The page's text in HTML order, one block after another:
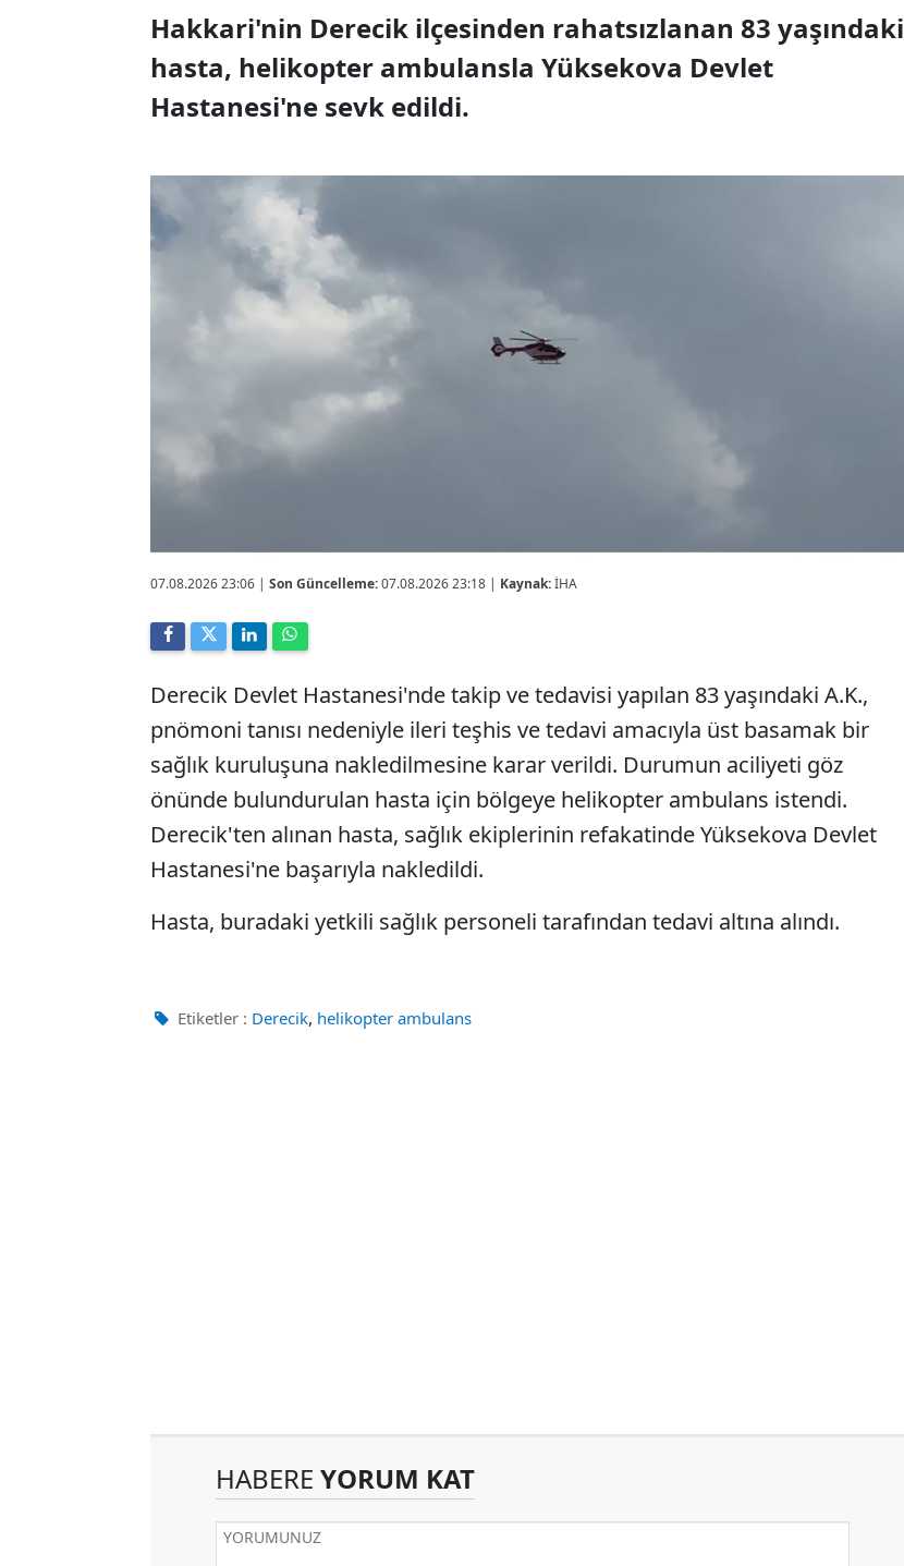
Hakkari'nin Derecik ilçesinden rahatsızlanan 83 yaşındaki
hasta, helikopter ambulansla Yüksekova Devlet
Hastanesi'ne sevk edildi.
07.08.2026 23:06 | Son Güncelleme:07.08.2026 23:18 | Kaynak:İHA
Derecik Devlet Hastanesi'nde takip ve tedavisi yapılan 83 yaşındaki A.K.,
pnömoni tanısı nedeniyle ileri teşhis ve tedavi amacıyla üst basamak bir
sağlık kuruluşuna nakledilmesine karar verildi. Durumun aciliyeti göz
önünde bulundurulan hasta için bölgeye helikopter ambulans istendi.
Derecik'ten alınan hasta, sağlık ekiplerinin refakatinde Yüksekova Devlet
Hastanesi'ne başarıyla nakledildi.
Hasta, buradaki yetkili sağlık personeli tarafından tedavi altına alındı.
Etiketler : Derecik, helikopter ambulans
HABERE YORUM KAT